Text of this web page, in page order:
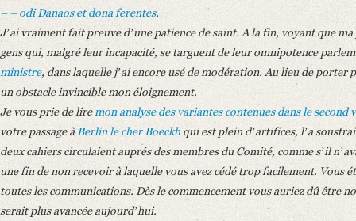
Language
French
German
– – odi Danaos et dona ferentes.
Jʼai vraiment fait preuve dʼune patience de saint. A la fin, voyant que
gens qui, malgré leur incapacité, se targuent de leur omnipotence
ministre, dans laquelle jʼai encore usé de modération. Au lieu de porter
un obstacle invincible mon éloignement.
Je vous prie de liremon analyse des variantes contenues dans le second
votre passage à Berlin le cher Boeckhqui est plein dʼartifices, lʼa
deux cahiers circulaient auprés des membres du Comité, comme sʼil
une fin de non recevoir à laquelle vous avez cédé trop facilement. Vous
toutes les communications. Dès le commencement vous auriez dû être
serait plus avancée aujourdʼhui.